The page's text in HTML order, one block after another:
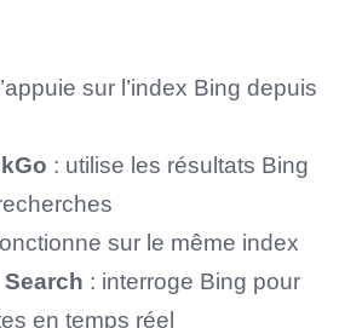
sur l’index Bing depuis
: utilise les résultats Bing
sur le même index
: interroge Bing pour
en temps réel